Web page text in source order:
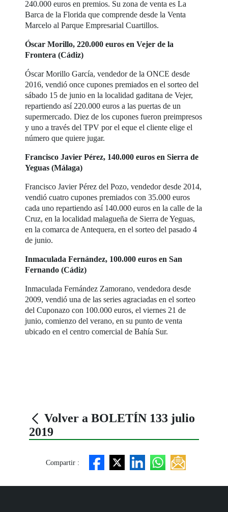
240.000 euros en premios. Su zona de venta es La
Barca de la Florida que comprende desde la Venta
Marcelo al Parque Empresarial Cuartillos.
Óscar Morillo, 220.000 euros en Vejer de la
Frontera (Cádiz)
Óscar Morillo García, vendedor de la ONCE desde
2016, vendió once cupones premiados en el sorteo del
sábado 15 de junio en la localidad gaditana de Vejer,
repartiendo así 220.000 euros a las puertas de un
supermercado. Diez de los cupones fueron preimpresos
y uno a través del TPV por el eque el cliente elige el
número que quiere jugar.
Francisco Javier Pérez, 140.000 euros en Sierra de
Yeguas (Málaga)
Francisco Javier Pérez del Pozo, vendedor desde 2014,
vendió cuatro cupones premiados con 35.000 euros
cada uno repartiendo así 140.000 euros en la calle de la
Cruz, en la localidad malagueña de Sierra de Yeguas,
en la comarca de Antequera, en el sorteo del pasado 4
de junio.
Inmaculada Fernández, 100.000 euros en San
Fernando (Cádiz)
Inmaculada Fernández Zamorano, vendedora desde
2009, vendió una de las series agraciadas en el sorteo
del Cuponazo con 100.000 euros, el viernes 21 de
junio, comienzo del verano, en su punto de venta
ubicado en el centro comercial de Bahía Sur.
Volver a BOLETÍN 133 julio
2019
Compartir :